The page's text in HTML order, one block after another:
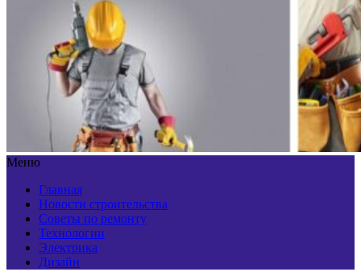
Меню
Главная
Новости строительства
Советы по ремонту
Технологии
Электрика
Дизайн